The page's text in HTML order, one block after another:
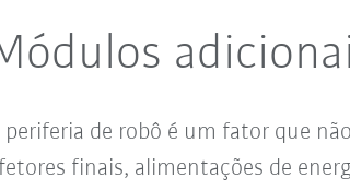
periferia de robô é um fator que
finais, alimentações de